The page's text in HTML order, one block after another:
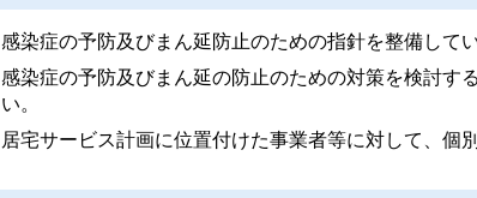
感染症の予防及びまん延防止のための指針を整備してい
感染症の予防及びまん延の防止のための対策を検討す
い。
居宅サービス計画に位置付けた事業者等に対して、個